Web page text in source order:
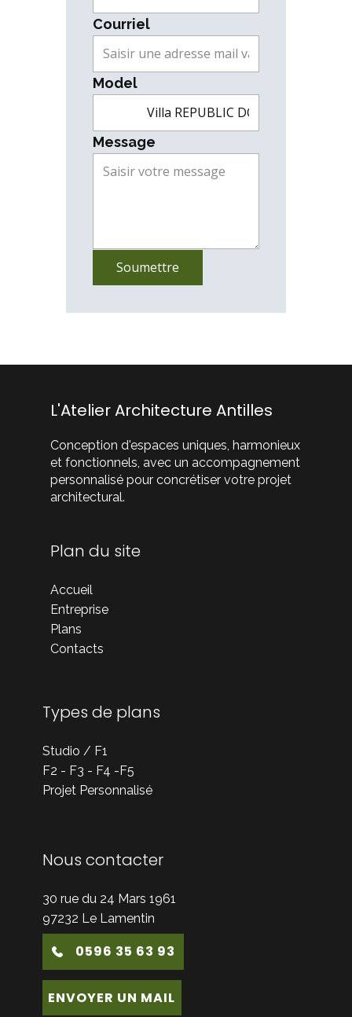
Courriel
Model
Message
Soumettre
L'Atelier Architecture Antilles
Conception d'espaces uniques, harmonieux
et fonctionnels, avec un accompagnement
personnalisé pour concrétiser votre projet
architectural.
Plan du site
Accueil
Entreprise
Plans
Contacts
Types de plans
Studio / F1
F2 - F3 - F4 -F5
Projet Personnalisé
Nous contacter
30 rue du 24 Mars 1961
97232 Le Lamentin
0596 35 63 93
ENVOYER UN MAIL